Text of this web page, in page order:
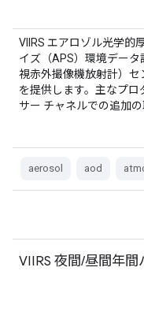
VIIRS エアロゾル光学的
イズ（APS）環境データ
視赤外撮像機放射計）
を提供します。主なプロ
サー チャネルでの追加の
aerosol aod
VIIRS 夜間/昼間年間